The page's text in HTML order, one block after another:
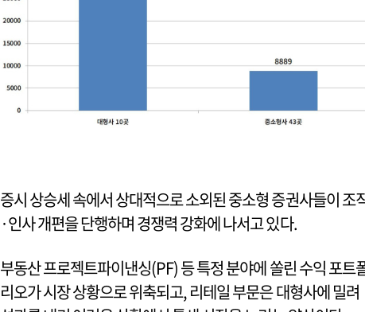
증시 상승세 속에서 상대적으로 소외된 중소형 증권사들이 조
·인사 개편을 단행하며 경쟁력 강화에 나서고 있다.
부동산 프로젝트파이낸싱(PF) 등 특정 분야에 쏠린 수익 포트
리오가 시장 상황으로 위축되고, 리테일 부문은 대형사에 밀려